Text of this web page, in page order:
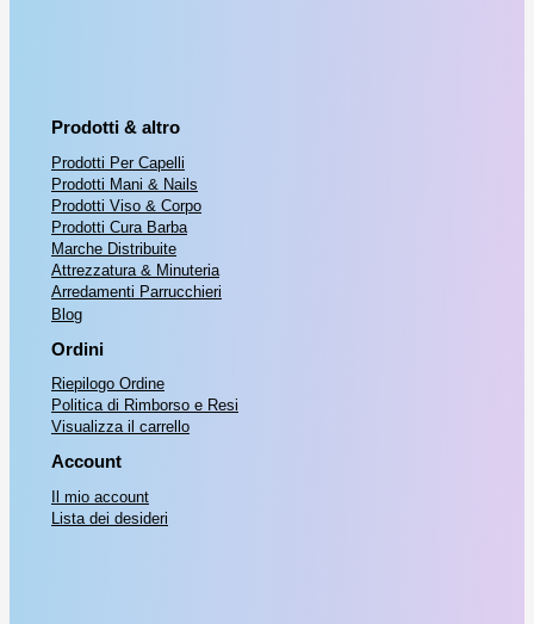
Prodotti & altro
Prodotti Per Capelli
Prodotti Mani & Nails
Prodotti Viso & Corpo
Prodotti Cura Barba
Marche Distribuite
Attrezzatura & Minuteria
Arredamenti Parrucchieri
Blog
Ordini
Riepilogo Ordine
Politica di Rimborso e Resi
Visualizza il carrello
Account
Il mio account
Lista dei desideri